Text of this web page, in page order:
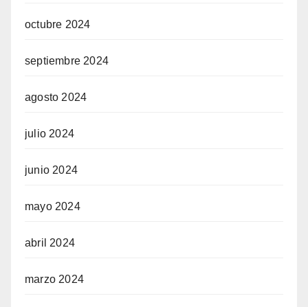
octubre 2024
septiembre 2024
agosto 2024
julio 2024
junio 2024
mayo 2024
abril 2024
marzo 2024